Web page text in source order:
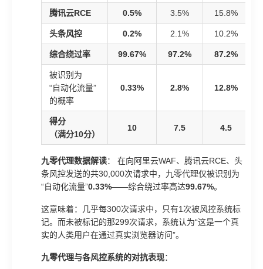
腾讯云RCE 0.5% 3.5% 15.8%
头条风控 0.2% 2.1% 10.2%
综合绕过率 99.67% 97.2% 87.2%
被识别为
“自动化流量”
的概率
0.33% 2.8% 12.8%
得分
（满分10分）
10 7.5 4.5
九零代理数据解读： 在向阿里云WAF、腾讯云RCE、头
条风控发送的共30,000次请求中，九零代理仅被识别为
“自动化流量”0.33%——综合绕过率高达99.67%。
这意味着：几乎每300次请求中，只有1次被风控系统标
记。而未被标记的那299次请求，系统认为“这是一个真
实的人类用户在通过真实浏览器访问”。
九零代理与各风控系统的对抗表现：